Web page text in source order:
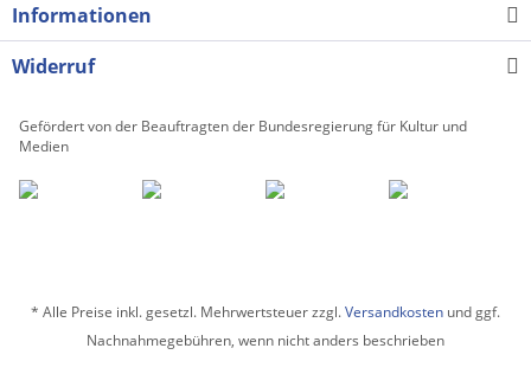
Informationen
Widerruf
Gefördert von der Beauftragten der Bundesregierung für Kultur und
Medien
* Alle Preise inkl. gesetzl. Mehrwertsteuer zzgl.Versandkosten und ggf.
Nachnahmegebühren, wenn nicht anders beschrieben